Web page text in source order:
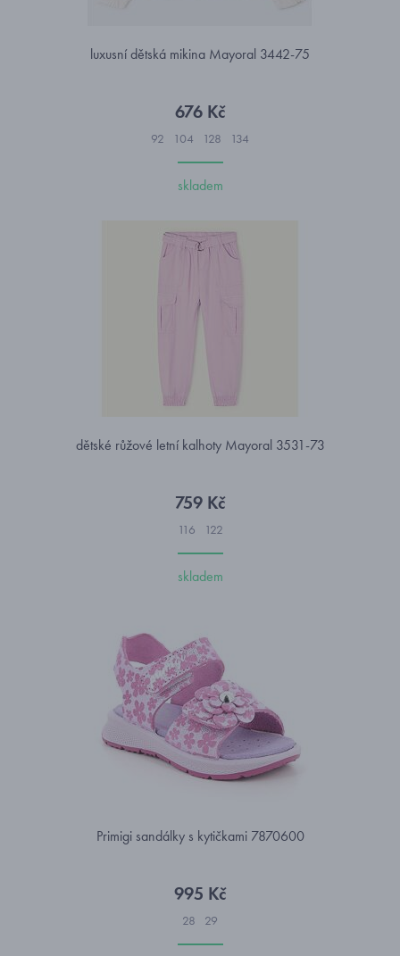
luxusní dětská mikina Mayoral 3442-75
676 Kč
92 104 128 134
skladem
dětské růžové letní kalhoty Mayoral 3531-73
759 Kč
116 122
skladem
Primigi sandálky s kytičkami 7870600
995 Kč
28 29